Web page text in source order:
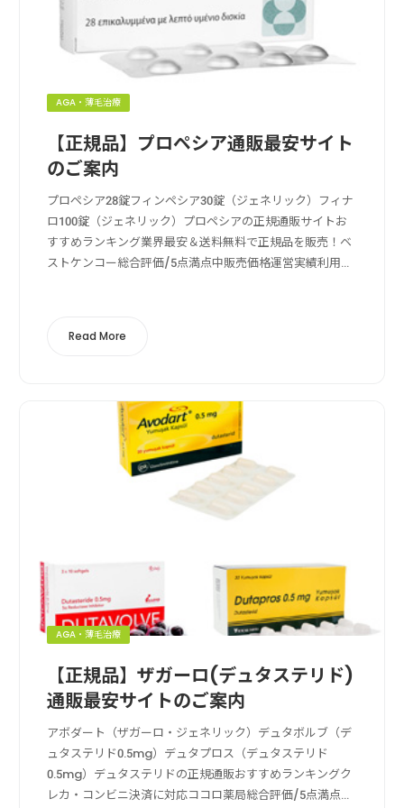
AGA・薄毛治療
【正規品】プロペシア通販最安サイト
のご案内
プロペシア28錠フィンペシア30錠（ジェネリック）フィナ
ロ100錠（ジェネリック）プロペシアの正規通販サイトお
すすめランキング業界最安＆送料無料で正規品を販売！ベ
ストケンコー総合評価/5点満点中販売価格運営実績利用者
Read More
AGA・薄毛治療
【正規品】ザガーロ(デュタステリド)
通販最安サイトのご案内
アボダート（ザガーロ・ジェネリック）デュタボルブ（デ
ュタステリド0.5mg）デュタプロス（デュタステリド
0.5mg）デュタステリドの正規通販おすすめランキングク
レカ・コンビニ決済に対応ココロ薬局総合評価/5点満点中